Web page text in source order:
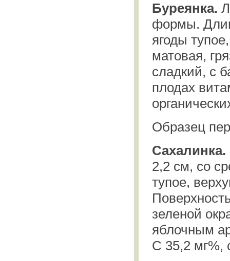
Буреянка.
формы.
ягоды
матовая,
сладкий, с
плодах
Образец
Сахалинка.
2,2 см, со
тупое,
зеленой
яблочным
С 35,2 мг%,